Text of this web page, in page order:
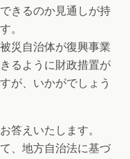
きるのか見通しが持
。
災自治体が復興事業
るように財政措置が
が、いかがでしょう
答えいたします。
、地方自治法に基づ